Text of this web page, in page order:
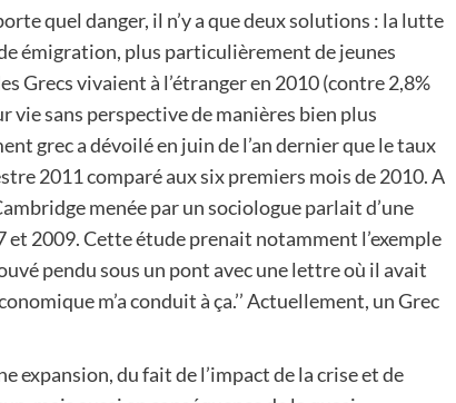
quel danger, il n’y a que deux solutions : la lutte
émigration, plus particulièrement de jeunes
Grecs vivaient à l’étranger en 2010 (contre 2,8%
vie sans perspective de manières bien plus
grec a dévoilé en juin de l’an dernier que le taux
2011 comparé aux six premiers mois de 2010. A
menée par un sociologue parlait d’une
2009. Cette étude prenait notamment l’exemple
pendu sous un pont avec une lettre où il avait
m’a conduit à ça.’’ Actuellement, un Grec
expansion, du fait de l’impact de la crise et de